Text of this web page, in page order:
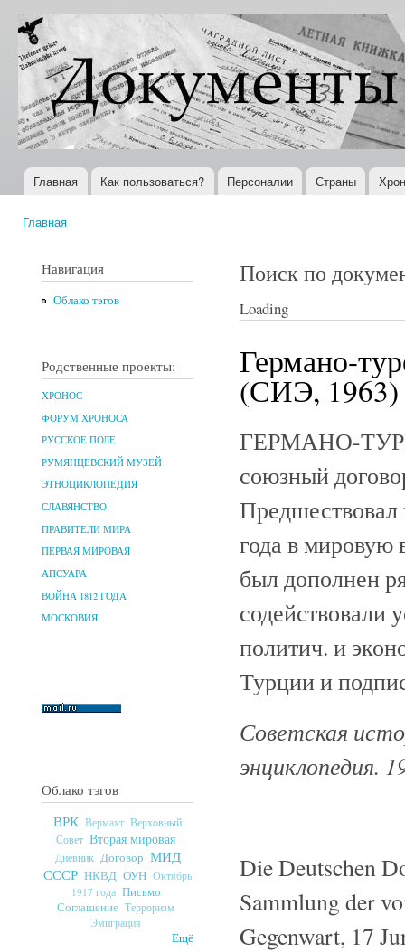
Документы
XX века
Всемирная
история в
Интернете
Главное меню
Главная Как пользоваться? Персоналии Страны
Главная
Навигация
Облако тэгов
Родственные проекты:
ХРОНОС
ФОРУМ ХРОНОСА
РУССКОЕ ПОЛЕ
РУМЯНЦЕВСКИЙ МУЗЕЙ
ЭТНОЦИКЛОПЕДИЯ
СЛАВЯНСТВО
ПРАВИТЕЛИ МИРА
ПЕРВАЯ МИРОВАЯ
АПСУАРА
ВОЙНА 1812 ГОДА
МОСКОВИЯ
Облако тэгов
ВРК Вермахт Верховный
Совет Вторая мировая
Дневник Договор МИД
СССР НКВД ОУН Октябрь
1917 года Письмо
Соглашение Терроризм
Эмиграция
Ещё
Поиск по
Loading
Германо-
(СИЭ, 1963)
ГЕРМАНО-
союзный
Предшествовал
года в мировую
был дополнен
содействовали
политич. и
Турции и
Советская
энциклопедия.
Die Deutschen
Sammlung der
Gegenwart, 17